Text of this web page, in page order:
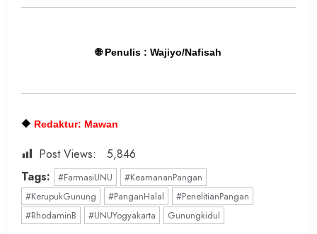
🌐 Penulis : Wajiyo/Nafisah
🔶 Redaktur: Mawan
Post Views:
5,846
Tags:
#FarmasiUNU
#KeamananPangan
#KerupukGunung
#PanganHalal
#PenelitianPangan
#RhodaminB
#UNUYogyakarta Gunungkidul